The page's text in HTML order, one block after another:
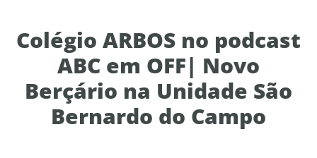
Colégio ARBOS no podcast
ABC em OFF| Novo
Berçário na Unidade São
Bernardo do Campo